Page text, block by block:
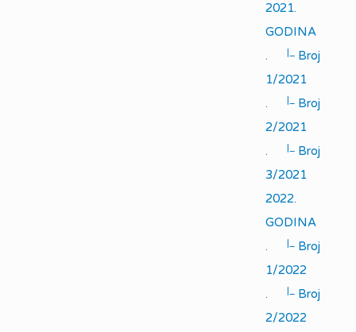
2021.
GODINA
.
|_ Broj
1/2021
.
|_ Broj
2/2021
.
|_ Broj
3/2021
2022.
GODINA
.
|_ Broj
1/2022
.
|_ Broj
2/2022